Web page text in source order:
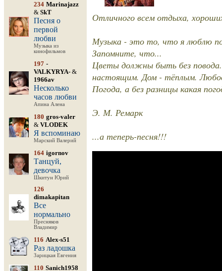
234 Marinajazz
& SkT
Песня о
первой
любви
Музыка из
кинофильмов
197 -
VALKYRYA- &
1966av
Несколько
часов любви
Апина Алена
180 gros-valer
& VLODEK
Я вспоминаю
Марский Валерий
164 igornov
Танцуй,
девочка
Шкитун Юрий
126
dimakapitan
Все
нормально
Пресняков
Владимир
116 Alex-s51
Раз ладошка
Зарицкая Евгения
110 Sanich1958
Отличного всем отдыха,
Музыка - это то, что я люблю
Запомните, что...
Цветы должны быть без
настоящим. Дом - тёплым.
Погода, а без разницы какая
Э. М. Ремарк
...а теперь-песня!!!